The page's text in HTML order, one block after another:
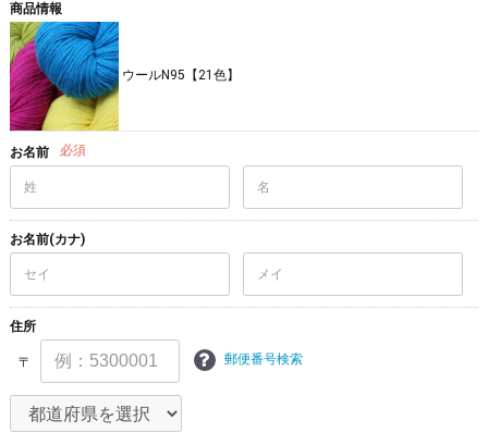
商品情報
ウールN95【21色】
お名前 必須
お名前(カナ)
住所
〒 郵便番号検索